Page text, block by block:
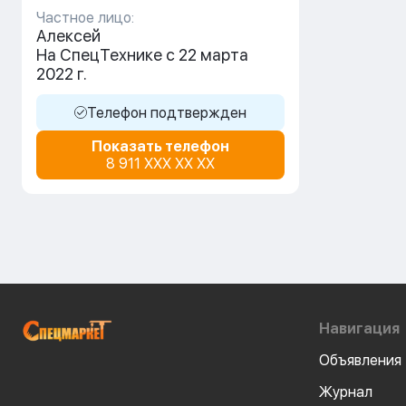
Частное лицо:
Алексей
На СпецТехнике с 22 марта
2022 г.
Телефон подтвержден
Показать телефон
8 911 XXX XX XX
Навигация
Объявления
Журнал